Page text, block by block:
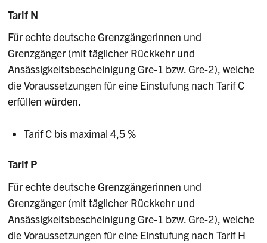
Tarif N
Für echte deutsche Grenzgängerinnen und
Grenzgänger (mit täglicher Rückkehr und
Ansässigkeitsbescheinigung Gre-1 bzw. Gre-2), welche
die Voraussetzungen für eine Einstufung nach Tarif C
erfüllen würden.
Tarif C bis maximal 4,5 %
Tarif P
Für echte deutsche Grenzgängerinnen und
Grenzgänger (mit täglicher Rückkehr und
Ansässigkeitsbescheinigung Gre-1 bzw. Gre-2), welche
die Voraussetzungen für eine Einstufung nach Tarif H